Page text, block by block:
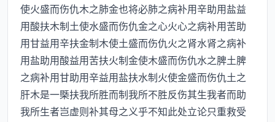
使火盛而伤仇木之肺金也将必肺之病补用辛助用盐益
用酸扶木制土使水盛而伤仇金之心火心之病补用苦助
用甘益用辛扶金制木使土盛而伤仇火之肾水肾之病补
用盐助用酸益用苦扶火制金使木盛而伤仇水之脾土脾
之病补用甘助用辛益用盐扶水制火使金盛而伤仇土之
肝木是一槩扶我所胜而制我所不胜反伤其生我者而助
我所生者岂虚则补其母之义乎不知此处立论只重救受